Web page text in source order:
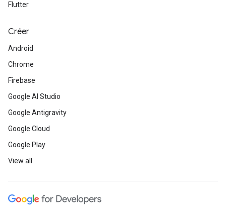
Flutter
Créer
Android
Chrome
Firebase
Google AI Studio
Google Antigravity
Google Cloud
Google Play
View all